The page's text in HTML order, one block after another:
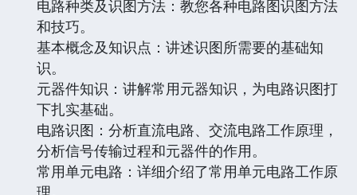
电路种类及识图方法：教您各种电路图识图方法
和技巧。
基本概念及知识点：讲述识图所需要的基础知
识。
元器件知识：讲解常用元器知识，为电路识图打
下扎实基础。
电路识图：分析直流电路、交流电路工作原理，
分析信号传输过程和元器件的作用。
常用单元电路：详细介绍了常用单元电路工作原